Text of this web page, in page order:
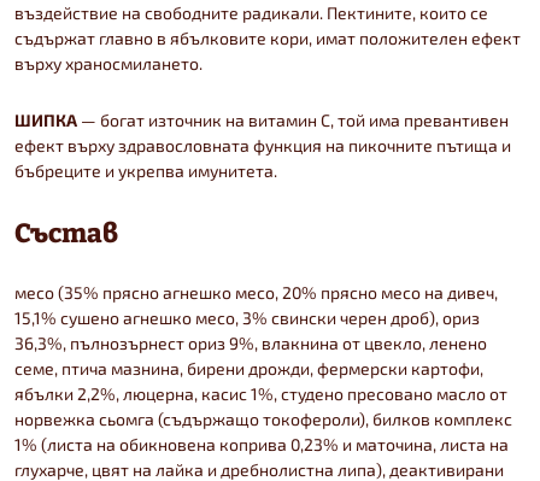
въздействие на свободните радикали. Пектините, които се
съдържат главно в ябълковите кори, имат положителен ефект
върху храносмилането.
ШИПКА — богат източник на витамин С, той има превантивен
ефект върху здравословната функция на пикочните пътища и
бъбреците и укрепва имунитета.
Състав
месо (35% прясно агнешко месо, 20% прясно месо на дивеч,
15,1% сушено агнешко месо, 3% свински черен дроб), ориз
36,3%, пълнозърнест ориз 9%, влакнина от цвекло, ленено
семе, птича мазнина, бирени дрожди, фермерски картофи,
ябълки 2,2%, люцерна, касис 1%, студено пресовано масло от
норвежка сьомга (съдържащо токофероли), билков комплекс
1% (листа на обикновена коприва 0,23% и маточина, листа на
глухарче, цвят на лайка и дребнолистна липа), деактивирани